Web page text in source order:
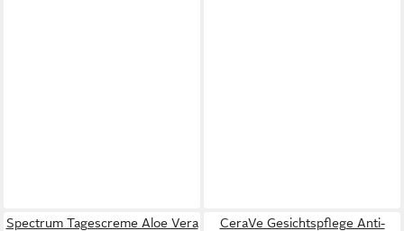
Spectrum Tagescreme Aloe Vera
CeraVe Gesichtspflege Anti-